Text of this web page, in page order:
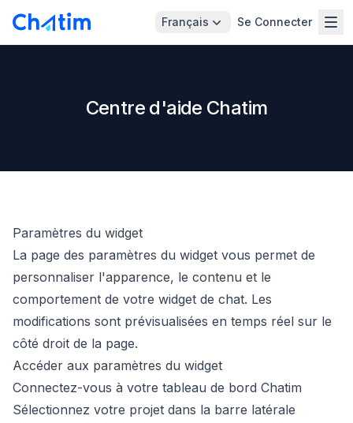
Français Se Connecter
Centre d'aide Chatim
Paramètres du widget
La page des paramètres du widget vous permet de
personnaliser l'apparence, le contenu et le
comportement de votre widget de chat. Les
modifications sont prévisualisées en temps réel sur le
côté droit de la page.
Accéder aux paramètres du widget
Connectez-vous à votre tableau de bord Chatim
Sélectionnez votre projet dans la barre latérale